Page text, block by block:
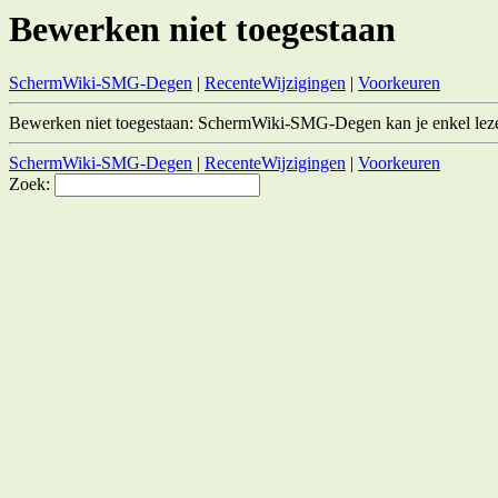
Bewerken niet toegestaan
SchermWiki-SMG-Degen | RecenteWijzigingen | Voorkeuren
Bewerken niet toegestaan: SchermWiki-SMG-Degen kan je enkel
SchermWiki-SMG-Degen | RecenteWijzigingen | Voorkeuren
Zoek: